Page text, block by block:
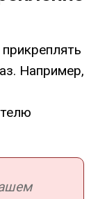
Например,